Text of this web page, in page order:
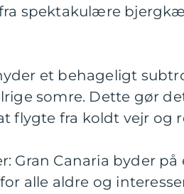
spektakulære
et behageligt
somre. Dette gør
flygte fra koldt vejr og
Gran Canaria byder
alle aldre og